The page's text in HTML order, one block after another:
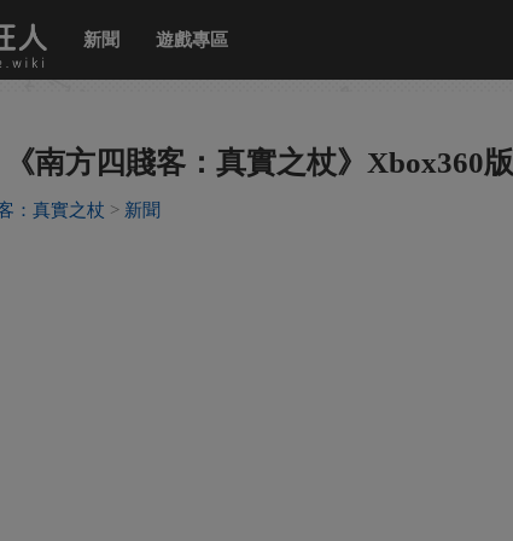
新聞 遊戲專區
南方四賤客：真實之杖》Xbox360版
：真實之杖 新聞